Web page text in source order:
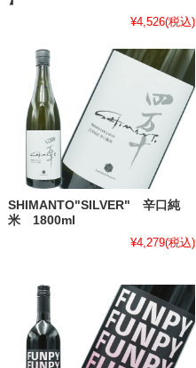
¥4,526(税込)
SHIMANTO"SILVER" 辛口純
米 1800ml
¥4,279(税込)